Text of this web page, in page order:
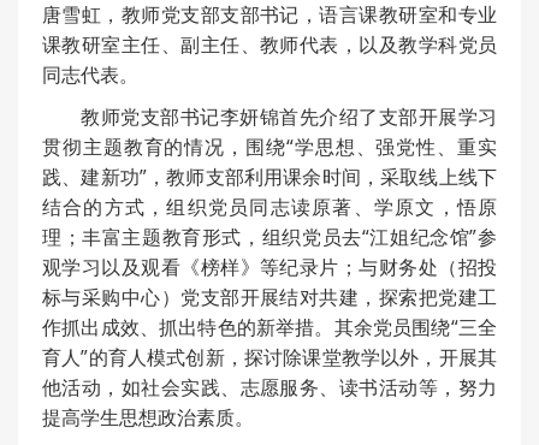
唐雪虹，教师党支部支部书记，语言课教研室和专业
课教研室主任、副主任、教师代表，以及教学科党员
同志代表。
教师党支部书记李妍锦首先介绍了支部开展学习
贯彻主题教育的情况，围绕“学思想、强党性、重实
践、建新功”，教师支部利用课余时间，采取线上线下
结合的方式，组织党员同志读原著、学原文，悟原
理；丰富主题教育形式，组织党员去“江姐纪念馆”参
观学习以及观看《榜样》等纪录片；与财务处（招投
标与采购中心）党支部开展结对共建，探索把党建工
作抓出成效、抓出特色的新举措。其余党员围绕“三全
育人”的育人模式创新，探讨除课堂教学以外，开展其
他活动，如社会实践、志愿服务、读书活动等，努力
提高学生思想政治素质。